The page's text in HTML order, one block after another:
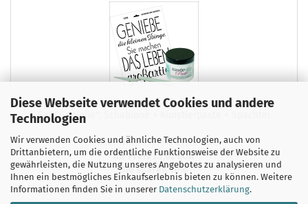
Diese Webseite verwendet Cookies und andere
Technologien
Wir verwenden Cookies und ähnliche Technologien, auch von
Drittanbietern, um die ordentliche Funktionsweise der Website zu
gewährleisten, die Nutzung unseres Angebotes zu analysieren und
Ihnen ein bestmögliches Einkaufserlebnis bieten zu können. Weitere
Informationen finden Sie in unserer Datenschutzerklärung.
Set "Genieße", Schablone + Künstlerpaste + Spachtel
Unser Normalpreis 27,80 EUR
Ihr Preis 25,02 EUR
Sie sparen 10%